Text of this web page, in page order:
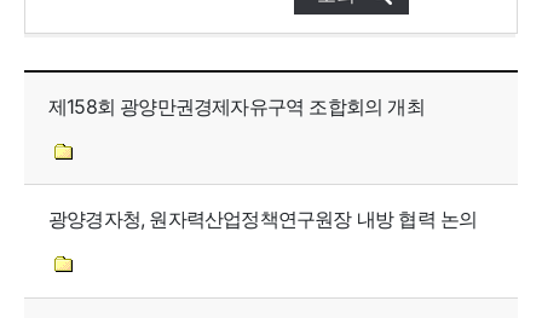
보도자료 목록으로 번호, 제목, 작성자, 조회수, 등록일, 첨부파일로 나열 되고 있습니다.
제158회 광양만권경제자유구역 조합회의 개최
광양경자청, 원자력산업정책연구원장 내방 협력 논의